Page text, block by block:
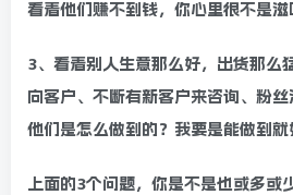
看着他们赚不到钱，你心里很不是
3、看着别人生意那么好，出货那么
向客户、不断有新客户来咨询、粉丝
他们是怎么做到的？我要是能做到就
上面的3个问题，你是不是也或多或